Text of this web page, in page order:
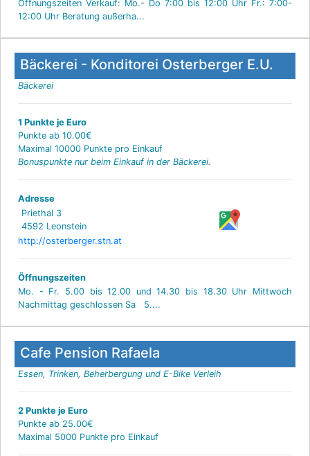
Öffnungszeiten Verkauf: Mo.- Do 7:00 bis 12:00 Uhr Fr.: 7:00-
12:00 Uhr Beratung außerha...
Bäckerei - Konditorei Osterberger E.U.
Bäckerei
1 Punkte je Euro
Punkte ab 10.00€
Maximal 10000 Punkte pro Einkauf
Bonuspunkte nur beim Einkauf in der Bäckerei.
Adresse
Priethal 3
4592 Leonstein
http://osterberger.stn.at
Öffnungszeiten
Mo. - Fr. 5.00 bis 12.00 und 14.30 bis 18.30 Uhr Mittwoch
Nachmittag geschlossen Sa 5....
Cafe Pension Rafaela
Essen, Trinken, Beherbergung und E-Bike Verleih
2 Punkte je Euro
Punkte ab 25.00€
Maximal 5000 Punkte pro Einkauf